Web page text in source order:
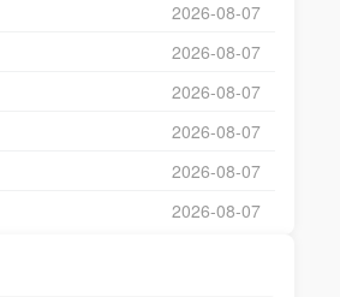
2026-08-07
2026-08-07
2026-08-07
2026-08-07
2026-08-07
2026-08-07